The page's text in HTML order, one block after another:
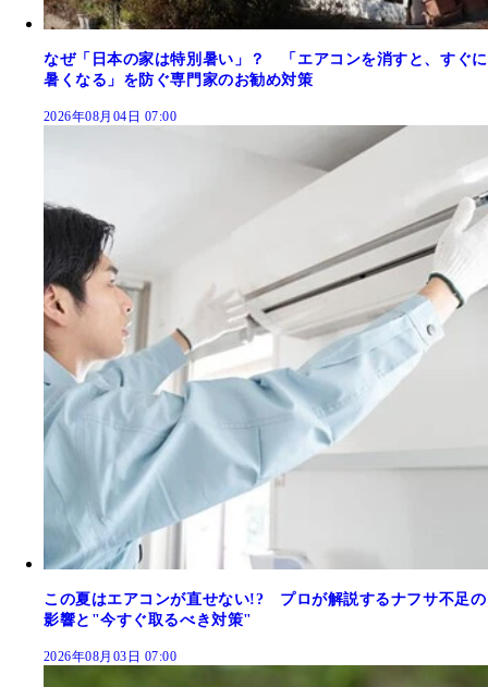
なぜ「日本の家は特別暑い」？ 「エアコンを消すと、すぐに
暑くなる」を防ぐ専門家のお勧め対策
2026年08月04日 07:00
この夏はエアコンが直せない!? プロが解説するナフサ不足の
影響と"今すぐ取るべき対策"
2026年08月03日 07:00